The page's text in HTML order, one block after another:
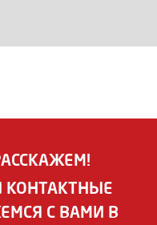
КОНТАКТНЫЕ
С ВАМИ В